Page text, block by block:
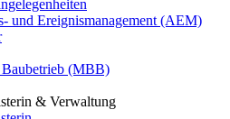
und Ereignismanagement (AEM)
Baubetrieb (MBB)
& Verwaltung